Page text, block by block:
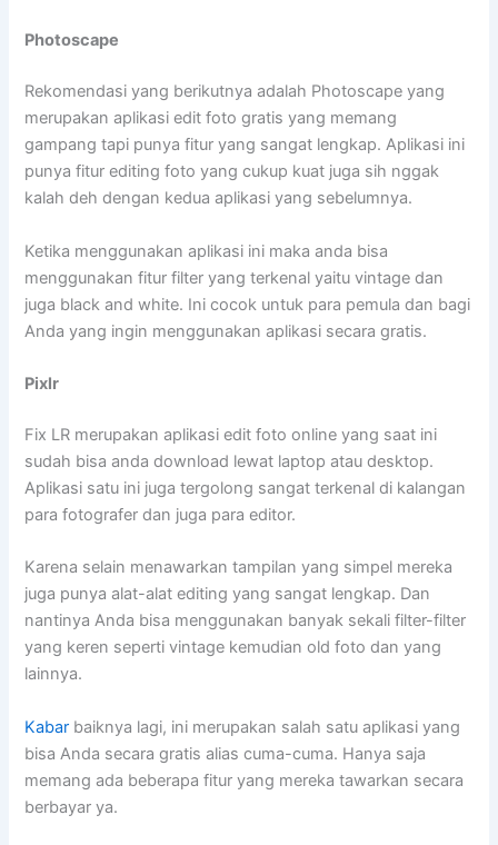
Photoscape
Rekomendasi yang berikutnya adalah Photoscape yang
merupakan aplikasi edit foto gratis yang memang
gampang tapi punya fitur yang sangat lengkap. Aplikasi ini
punya fitur editing foto yang cukup kuat juga sih nggak
kalah deh dengan kedua aplikasi yang sebelumnya.
Ketika menggunakan aplikasi ini maka anda bisa
menggunakan fitur filter yang terkenal yaitu vintage dan
juga black and white. Ini cocok untuk para pemula dan bagi
Anda yang ingin menggunakan aplikasi secara gratis.
Pixlr
Fix LR merupakan aplikasi edit foto online yang saat ini
sudah bisa anda download lewat laptop atau desktop.
Aplikasi satu ini juga tergolong sangat terkenal di kalangan
para fotografer dan juga para editor.
Karena selain menawarkan tampilan yang simpel mereka
juga punya alat-alat editing yang sangat lengkap. Dan
nantinya Anda bisa menggunakan banyak sekali filter-filter
yang keren seperti vintage kemudian old foto dan yang
lainnya.
Kabar baiknya lagi, ini merupakan salah satu aplikasi yang
bisa Anda secara gratis alias cuma-cuma. Hanya saja
memang ada beberapa fitur yang mereka tawarkan secara
berbayar ya.